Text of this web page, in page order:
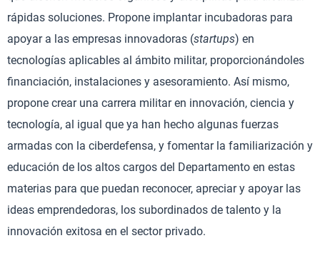
rápidas soluciones. Propone implantar incubadoras para
apoyar a las empresas innovadoras (startups) en
tecnologías aplicables al ámbito militar, proporcionándoles
financiación, instalaciones y asesoramiento. Así mismo,
propone crear una carrera militar en innovación, ciencia y
tecnología, al igual que ya han hecho algunas fuerzas
armadas con la ciberdefensa, y fomentar la familiarización y
educación de los altos cargos del Departamento en estas
materias para que puedan reconocer, apreciar y apoyar las
ideas emprendedoras, los subordinados de talento y la
innovación exitosa en el sector privado.